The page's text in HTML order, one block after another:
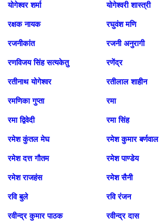
योगेश्वर शर्मा योगेश्वरी शास्त्री
रक्षक नायक रघुवंश मणि
रजनीकांत रजनी अनुरागी
रणविजय सिंह सत्‍यकेतु रणेंद्र
रतीनाथ योगेश्वर रतीलाल शाहीन
रमणिका गुप्ता रमा
रमा द्विवेदी रमा सिंह
रमेश कुंतल मेघ रमेश कुमार बर्णवाल
रमेश दत्त गौतम रमेश पाण्डेय
रमेश राजहंस रमेश सैनी
रवि बुले रवि रंजन
रवीन्द्र कुमार पाठक रवीन्द्र दास